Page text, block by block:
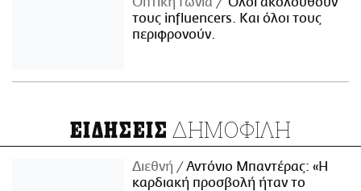
τους influencers. Και όλοι τους
περιφρονούν.
ΕΙΔΗΣΕΙΣ ΔΗΜΟΦΙΛΗ
Διεθνή
Αντόνιο Μπαντέρας: «Η
καρδιακή προσβολή ήταν το